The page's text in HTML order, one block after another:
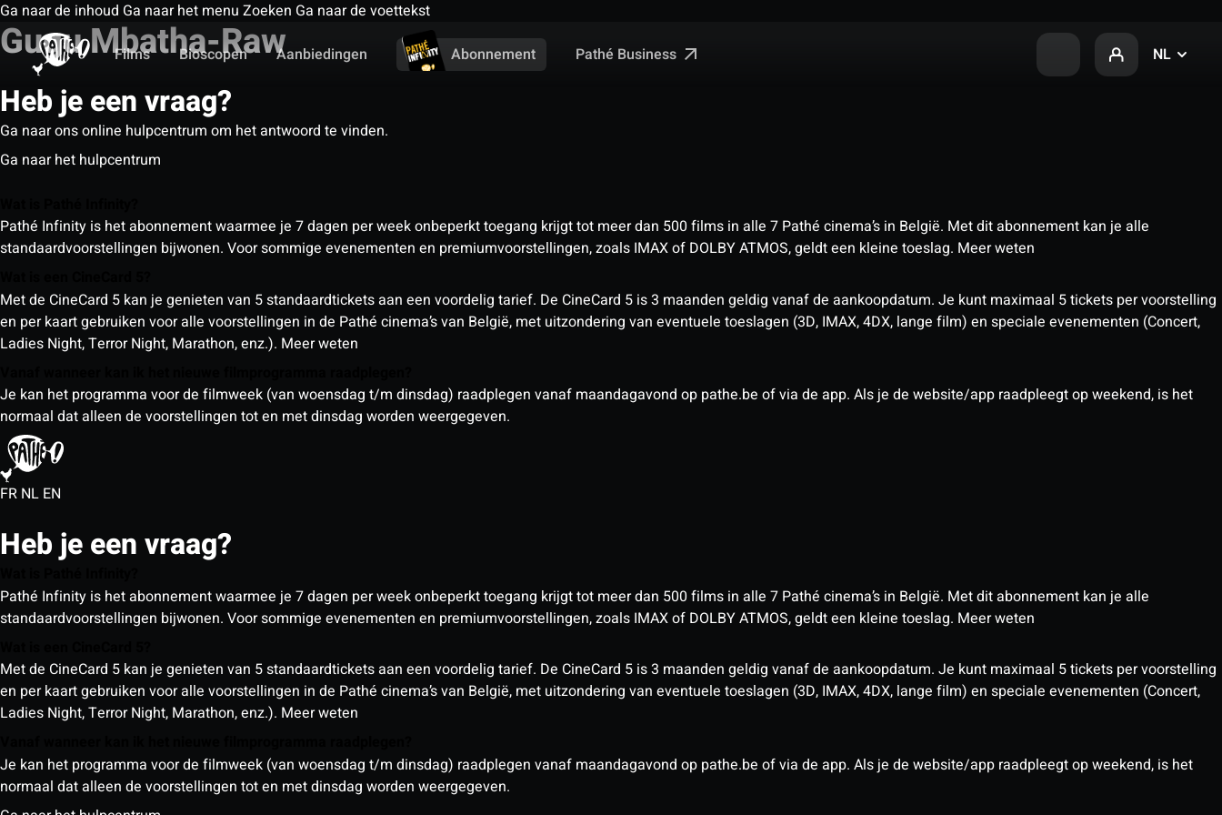
Ga naar de inhoud Ga naar het menu Zoeken Ga naar de voettekst
Films
Bioscopen Aanbiedingen Abonnement Pathé Business NL
Gugu Mbatha-Raw
Heb je een vraag?
Ga naar ons online hulpcentrum om het antwoord te vinden.
Ga naar het hulpcentrum
Pathé Infinity is het abonnement waarmee je 7 dagen per week onbeperkt toegang krijgt tot meer dan 500 films in alle 7 Pathé cinema’s in België. Met dit abonnement kan je alle
standaardvoorstellingen bijwonen. Voor sommige evenementen en premiumvoorstellingen, zoals IMAX of DOLBY ATMOS, geldt een kleine toeslag. Meer weten
Met de CineCard 5 kan je genieten van 5 standaardtickets aan een voordelig tarief. De CineCard 5 is 3 maanden geldig vanaf de aankoopdatum. Je kunt maximaal 5 tickets per voorstelling
en per kaart gebruiken voor alle voorstellingen in de Pathé cinema’s van België, met uitzondering van eventuele toeslagen (3D, IMAX, 4DX, lange film) en speciale evenementen (Concert,
Ladies Night, Terror Night, Marathon, enz.). Meer weten
Je kan het programma voor de filmweek (van woensdag t/m dinsdag) raadplegen vanaf maandagavond op pathe.be of via de app. Als je de website/app raadpleegt op weekend, is het
normaal dat alleen de voorstellingen tot en met dinsdag worden weergegeven.
FR NL EN
Heb je een vraag?
Pathé Infinity is het abonnement waarmee je 7 dagen per week onbeperkt toegang krijgt tot meer dan 500 films in alle 7 Pathé cinema’s in België. Met dit abonnement kan je alle
standaardvoorstellingen bijwonen. Voor sommige evenementen en premiumvoorstellingen, zoals IMAX of DOLBY ATMOS, geldt een kleine toeslag. Meer weten
Met de CineCard 5 kan je genieten van 5 standaardtickets aan een voordelig tarief. De CineCard 5 is 3 maanden geldig vanaf de aankoopdatum. Je kunt maximaal 5 tickets per voorstelling
en per kaart gebruiken voor alle voorstellingen in de Pathé cinema’s van België, met uitzondering van eventuele toeslagen (3D, IMAX, 4DX, lange film) en speciale evenementen (Concert,
Ladies Night, Terror Night, Marathon, enz.). Meer weten
Je kan het programma voor de filmweek (van woensdag t/m dinsdag) raadplegen vanaf maandagavond op pathe.be of via de app. Als je de website/app raadpleegt op weekend, is het
normaal dat alleen de voorstellingen tot en met dinsdag worden weergegeven.